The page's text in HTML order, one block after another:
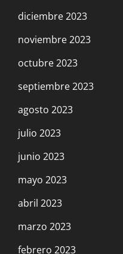
diciembre 2023
noviembre 2023
octubre 2023
septiembre 2023
agosto 2023
julio 2023
junio 2023
mayo 2023
abril 2023
marzo 2023
febrero 2023